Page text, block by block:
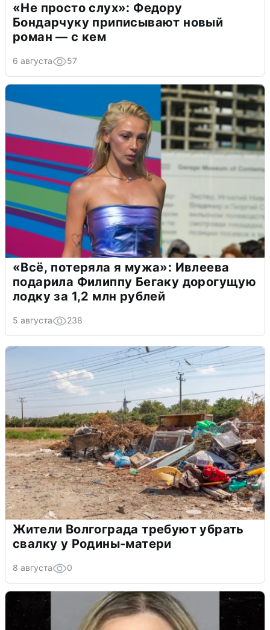
«Не просто слух»: Федору
Бондарчуку приписывают новый
роман — с кем
6 августа 57
«Всё, потеряла я мужа»: Ивлеева
подарила Филиппу Бегаку дорогущую
лодку за 1,2 млн рублей
5 августа 238
Жители Волгограда требуют убрать
свалку у Родины-матери
8 августа 0